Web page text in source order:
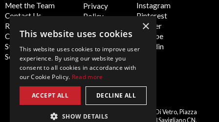
Meet the Team
Contact Us
Report Abuse
Compliance
Statement -
Seafarers
Privacy
Policy
Policy
Artist Sign
Up
Terms and
Conditions
Sitemap
Instagram
Pinterest
Twitter
Youtube
Linkedin
Scarlett Entertainment Italy, Palazzo Di Vetro, Piazza
Schiaparelli, 10, 12038 Savigliano CN,
×
This website uses cookies
This website uses cookies to improve user
experience. By using our website you
consent to all cookies in accordance with
our Cookie Policy. Read more
ACCEPT ALL DECLINE ALL
SHOW DETAILS